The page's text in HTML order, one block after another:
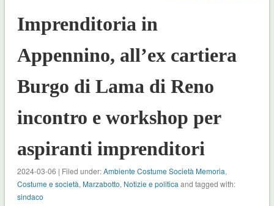
Imprenditoria in
Appennino, all’ex cartiera
Burgo di Lama di Reno
incontro e workshop per
aspiranti imprenditori
2024-03-06 | Filed under:Ambiente Costume Società Memoria,
Costume e società, Marzabotto, Notizie e politica and tagged with:
sindaco